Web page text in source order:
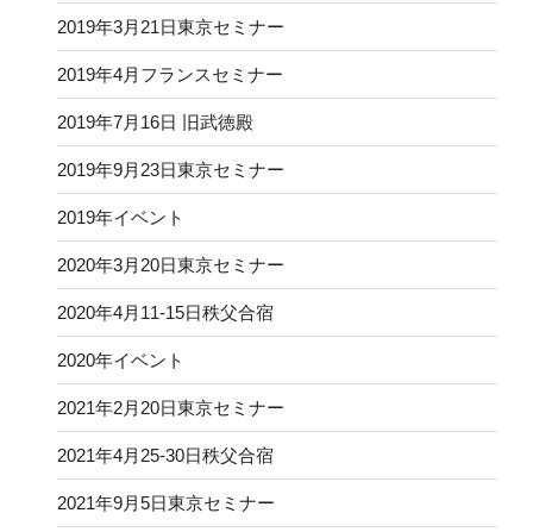
2019年3月21日東京セミナー
2019年4月フランスセミナー
2019年7月16日 旧武徳殿
2019年9月23日東京セミナー
2019年イベント
2020年3月20日東京セミナー
2020年4月11-15日秩父合宿
2020年イベント
2021年2月20日東京セミナー
2021年4月25-30日秩父合宿
2021年9月5日東京セミナー